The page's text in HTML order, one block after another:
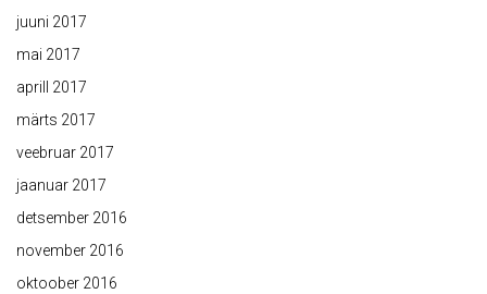
juuni 2017
mai 2017
aprill 2017
märts 2017
veebruar 2017
jaanuar 2017
detsember 2016
november 2016
oktoober 2016